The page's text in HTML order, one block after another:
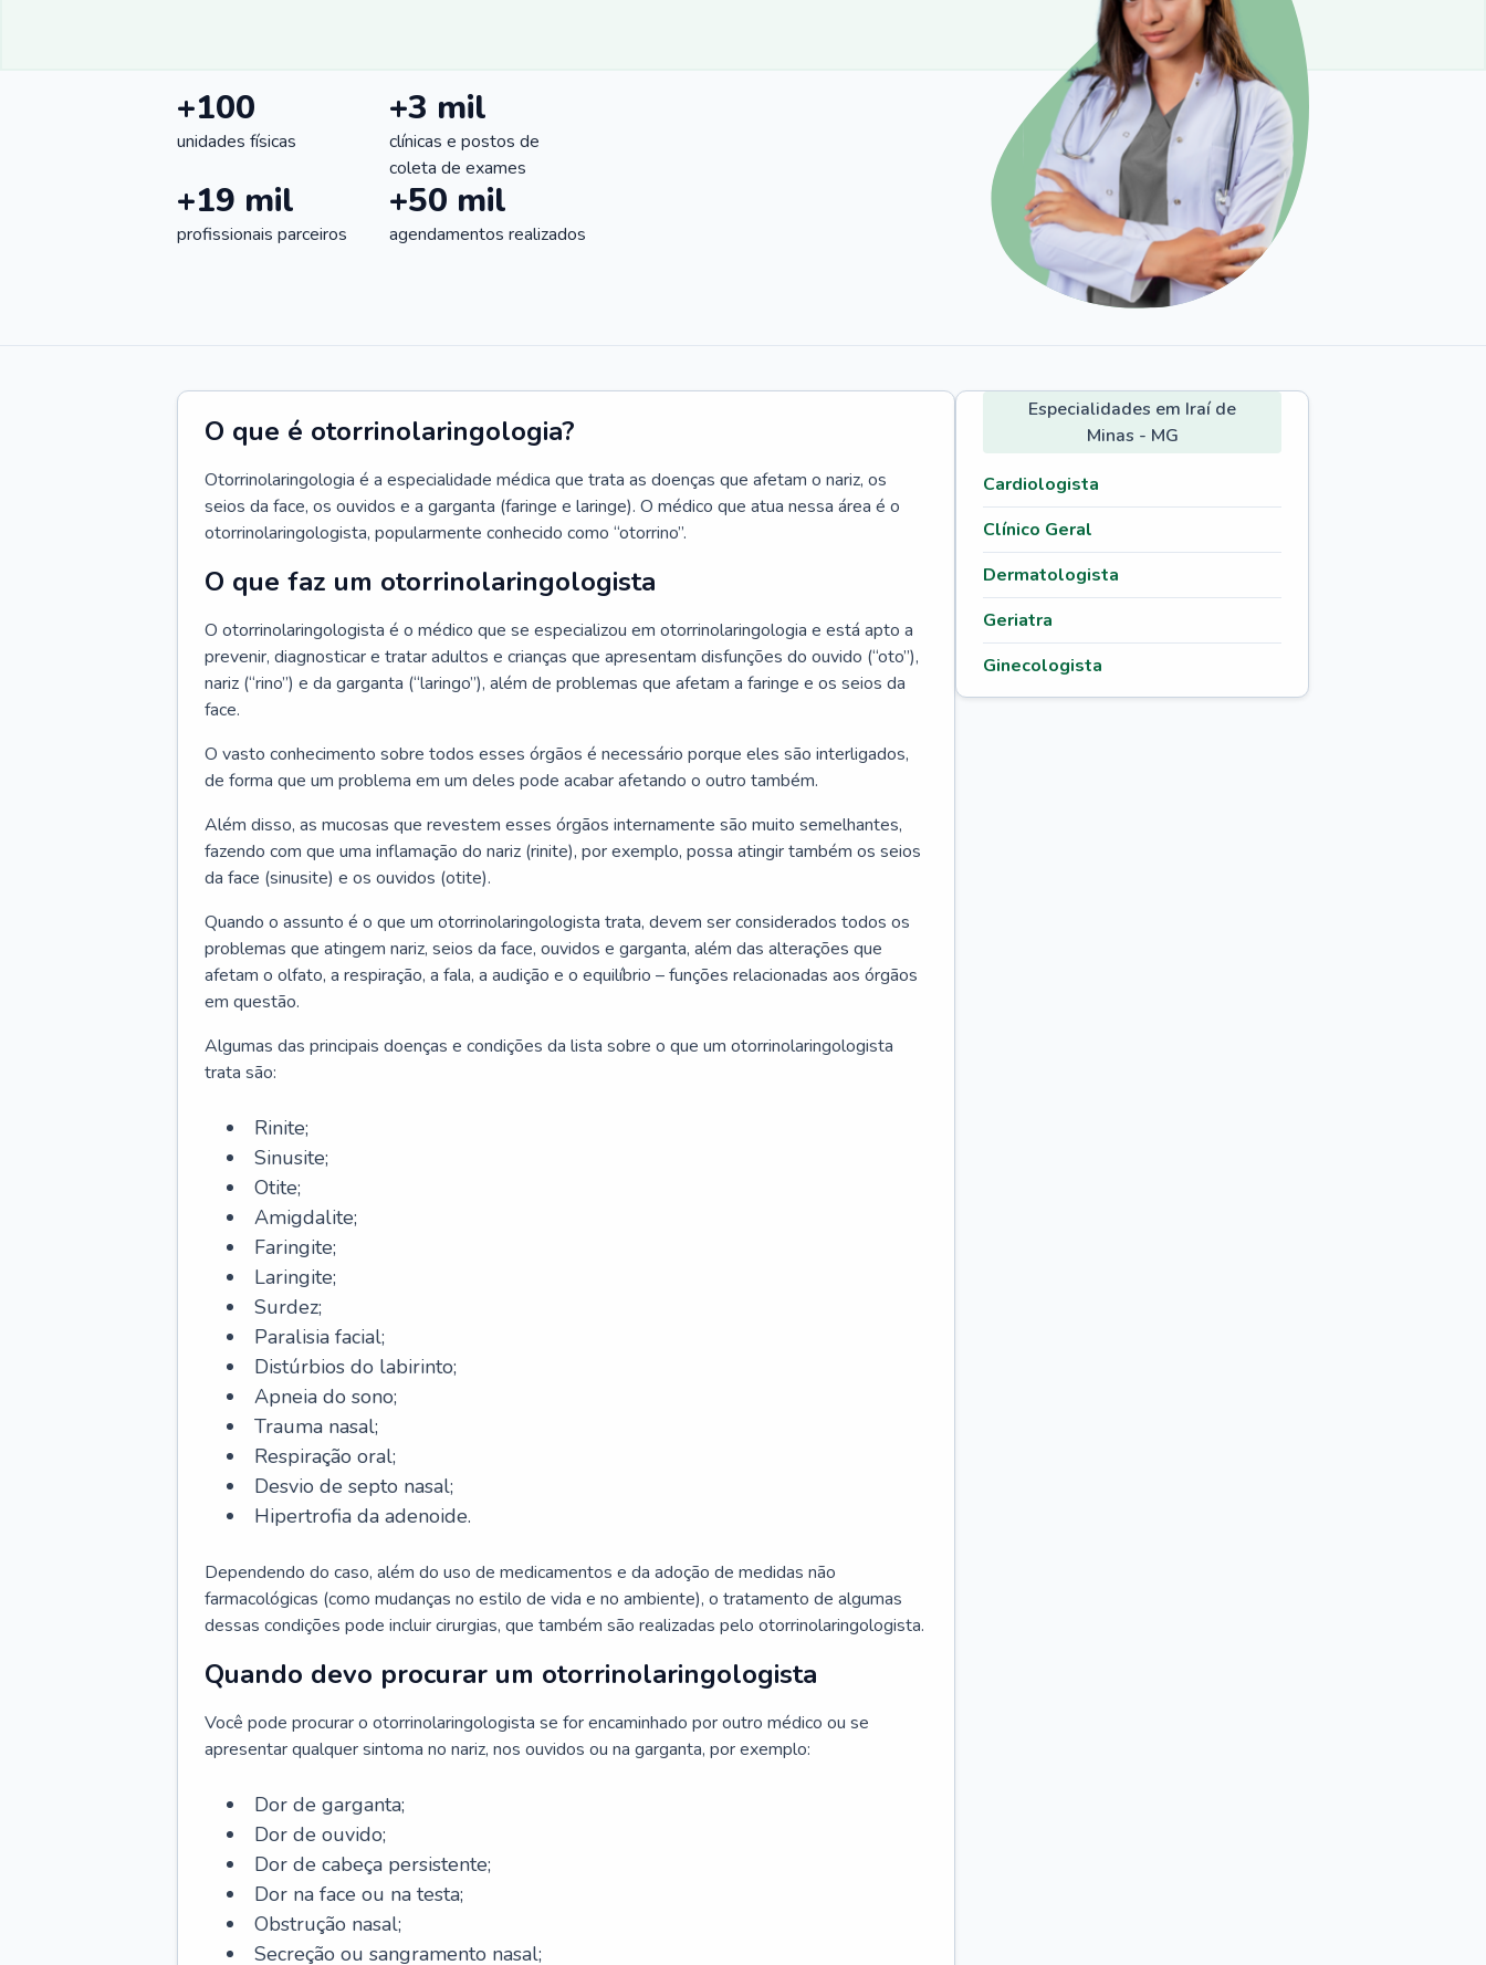
+100
unidades físicas
+3 mil
clínicas e postos de
coleta de exames
+19 mil
profissionais parceiros
+50 mil
agendamentos realizados
O que é otorrinolaringologia?
Otorrinolaringologia é a especialidade médica que trata as doenças que afetam o nariz, os
seios da face, os ouvidos e a garganta (faringe e laringe). O médico que atua nessa área é o
otorrinolaringologista, popularmente conhecido como “otorrino”.
O que faz um otorrinolaringologista
O otorrinolaringologista é o médico que se especializou em otorrinolaringologia e está apto a
prevenir, diagnosticar e tratar adultos e crianças que apresentam disfunções do ouvido (“oto”),
nariz (“rino”) e da garganta (“laringo”), além de problemas que afetam a faringe e os seios da
face.
O vasto conhecimento sobre todos esses órgãos é necessário porque eles são interligados,
de forma que um problema em um deles pode acabar afetando o outro também.
Além disso, as mucosas que revestem esses órgãos internamente são muito semelhantes,
fazendo com que uma inflamação do nariz (rinite), por exemplo, possa atingir também os seios
da face (sinusite) e os ouvidos (otite).
Quando o assunto é o que um otorrinolaringologista trata, devem ser considerados todos os
problemas que atingem nariz, seios da face, ouvidos e garganta, além das alterações que
afetam o olfato, a respiração, a fala, a audição e o equilíbrio – funções relacionadas aos órgãos
em questão.
Algumas das principais doenças e condições da lista sobre o que um otorrinolaringologista
trata são:
Rinite;
Sinusite;
Otite;
Amigdalite;
Faringite;
Laringite;
Surdez;
Paralisia facial;
Distúrbios do labirinto;
Apneia do sono;
Trauma nasal;
Respiração oral;
Desvio de septo nasal;
Hipertrofia da adenoide.
Dependendo do caso, além do uso de medicamentos e da adoção de medidas não
farmacológicas (como mudanças no estilo de vida e no ambiente), o tratamento de algumas
dessas condições pode incluir cirurgias, que também são realizadas pelo otorrinolaringologista.
Quando devo procurar um otorrinolaringologista
Você pode procurar o otorrinolaringologista se for encaminhado por outro médico ou se
apresentar qualquer sintoma no nariz, nos ouvidos ou na garganta, por exemplo:
Dor de garganta;
Dor de ouvido;
Dor de cabeça persistente;
Dor na face ou na testa;
Obstrução nasal;
Secreção ou sangramento nasal;
Especialidades em Iraí de
Minas - MG
Cardiologista
Clínico Geral
Dermatologista
Geriatra
Ginecologista